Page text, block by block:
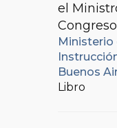
el
Ministerio
Buenos
Libro